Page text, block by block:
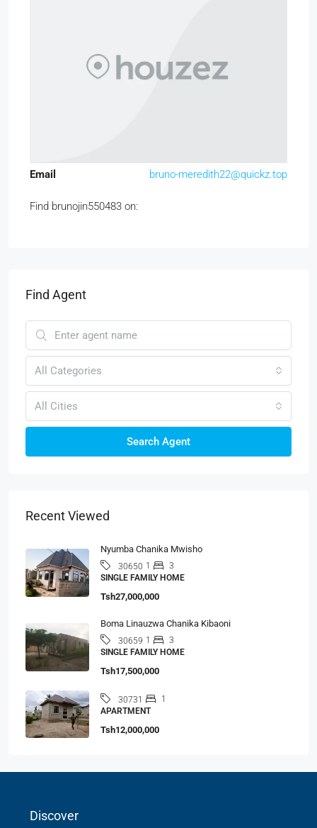
Email bruno-meredith22@quickz.top
Find brunojin550483 on:
Find Agent
All Categories
All Cities
Search Agent
Recent Viewed
Nyumba Chanika Mwisho
30650 1
3
SINGLE FAMILY HOME
Tsh27,000,000
Boma Linauzwa Chanika Kibaoni
30659 1
3
SINGLE FAMILY HOME
Tsh17,500,000
30731
1
APARTMENT
Tsh12,000,000
Discover